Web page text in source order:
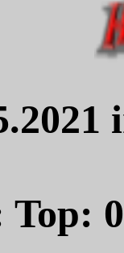
Top: 0